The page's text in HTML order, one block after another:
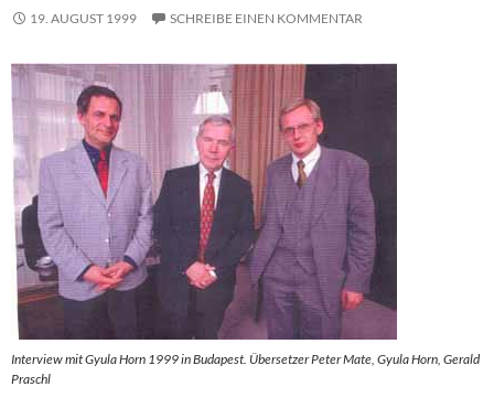
19. AUGUST 1999 SCHREIBE EINEN KOMMENTAR
Interview mit Gyula Horn 1999 in Budapest. Übersetzer Peter Mate, Gyula Horn, Gerald
Praschl